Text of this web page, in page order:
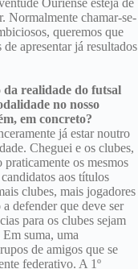
Ouriense esteja de
Normalmente chamar-se-
queremos que
apresentar já resultados
realidade do futsal
no nosso
em concreto?
já estar noutro
Cheguei e os clubes,
praticamente os mesmos
aos títulos
clubes, mais jogadores
defender que deve ser
para os clubes sejam
suma, uma
de amigos que se
federativo. A 1º